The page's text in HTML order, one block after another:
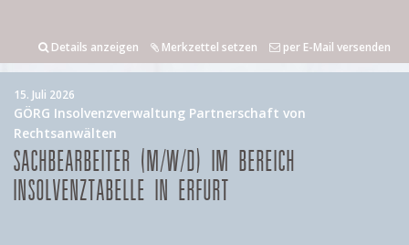
Details anzeigen Merkzettel setzen per E-Mail versenden
15. Juli 2026
GÖRG Insolvenzverwaltung Partnerschaft von
Rechtsanwälten
SACHBEARBEITER (M/W/D) IM BEREICH
INSOLVENZTABELLE IN ERFURT